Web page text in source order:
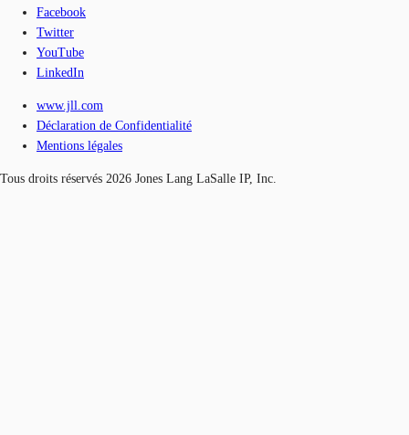
Facebook
Twitter
YouTube
LinkedIn
www.jll.com
Déclaration de Confidentialité
Mentions légales
Tous droits réservés 2026 Jones Lang LaSalle IP, Inc.